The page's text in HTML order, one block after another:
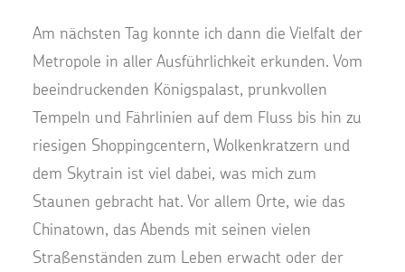
Am nächsten Tag konnte ich dann die Vielfalt der
Metropole in aller Ausführlichkeit erkunden. Vom
beeindruckenden Königspalast, prunkvollen
Tempeln und Fährlinien auf dem Fluss bis hin zu
riesigen Shoppingcentern, Wolkenkratzern und
dem Skytrain ist viel dabei, was mich zum
Staunen gebracht hat. Vor allem Orte, wie das
Chinatown, das Abends mit seinen vielen
Straßenständen zum Leben erwacht oder der